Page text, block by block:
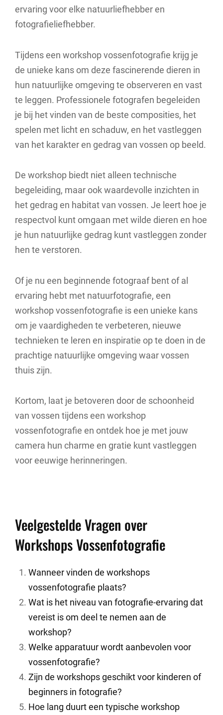
ervaring voor elke natuurliefhebber en
fotografieliefhebber.
Tijdens een workshop vossenfotografie krijg je
de unieke kans om deze fascinerende dieren in
hun natuurlijke omgeving te observeren en vast
te leggen. Professionele fotografen begeleiden
je bij het vinden van de beste composities, het
spelen met licht en schaduw, en het vastleggen
van het karakter en gedrag van vossen op beeld.
De workshop biedt niet alleen technische
begeleiding, maar ook waardevolle inzichten in
het gedrag en habitat van vossen. Je leert hoe je
respectvol kunt omgaan met wilde dieren en hoe
je hun natuurlijke gedrag kunt vastleggen zonder
hen te verstoren.
Of je nu een beginnende fotograaf bent of al
ervaring hebt met natuurfotografie, een
workshop vossenfotografie is een unieke kans
om je vaardigheden te verbeteren, nieuwe
technieken te leren en inspiratie op te doen in de
prachtige natuurlijke omgeving waar vossen
thuis zijn.
Kortom, laat je betoveren door de schoonheid
van vossen tijdens een workshop
vossenfotografie en ontdek hoe je met jouw
camera hun charme en gratie kunt vastleggen
voor eeuwige herinneringen.
Veelgestelde Vragen over
Workshops Vossenfotografie
Wanneer vinden de workshops
vossenfotografie plaats?
Wat is het niveau van fotografie-ervaring dat
vereist is om deel te nemen aan de
workshop?
Welke apparatuur wordt aanbevolen voor
vossenfotografie?
Zijn de workshops geschikt voor kinderen of
beginners in fotografie?
Hoe lang duurt een typische workshop